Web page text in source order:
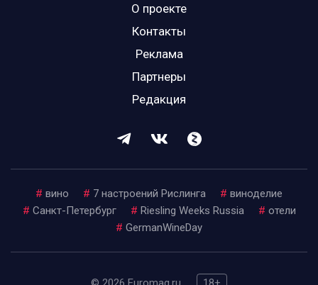
О проекте
Контакты
Реклама
Партнеры
Редакция
# вино # 7 настроений Рислинга # виноделие
# Санкт-Петербург # Riesling Weeks Russia # отели
# GermanWineDay